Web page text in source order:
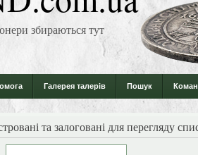
збираються тут
Галерея талерів Пошук
та залоговані для перегляду